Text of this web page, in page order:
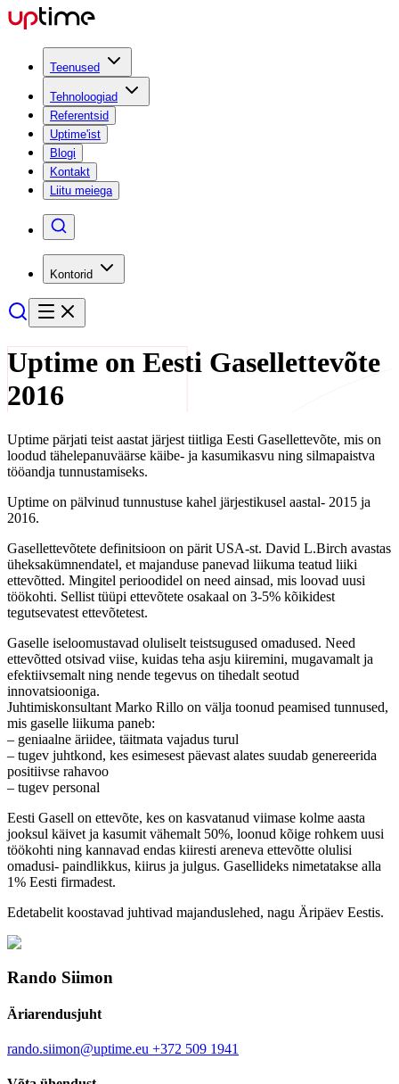
Teenused
Tehnoloogiad
Referentsid
Uptime'ist
Blogi
Kontakt
Liitu meiega
Kontorid
Uptime on Eesti Gasellettevõte
2016
Uptime pärjati teist aastat järjest tiitliga Eesti Gasellettevõte, mis on
loodud tähelepanuväärse käibe- ja kasumikasvu ning silmapaistva
tööandja tunnustamiseks.
Uptime on pälvinud tunnustuse kahel järjestikusel aastal- 2015 ja
2016.
Gasellettevõtete definitsioon on pärit USA-st. David L.Birch avastas
üheksakümnendatel, et majanduse panevad liikuma teatud liiki
ettevõtted. Mingitel perioodidel on need ainsad, mis loovad uusi
töökohti. Sellist tüüpi ettevõtete osakaal on 3-5% kõikidest
tegutsevatest ettevõtetest.
Gaselle iseloomustavad oluliselt teistsugused omadused. Need
ettevõtted otsivad viise, kuidas teha asju kiiremini, mugavamalt ja
efektiivsemalt ning nende tegevus on tihedalt seotud
innovatsiooniga.
Juhtimiskonsultant Marko Rillo on välja toonud peamised tunnused,
mis gaselle liikuma paneb:
– geniaalne äriidee, täitmata vajadus turul
– tugev juhtkond, kes esimesest päevast alates suudab genereerida
positiivse rahavoo
– tugev personal
Eesti Gasell on ettevõte, kes on kasvatanud viimase kolme aasta
jooksul käivet ja kasumit vähemalt 50%, loonud kõige rohkem uusi
töökohti ning kannavad endas kiiresti areneva ettevõtte olulisi
omadusi- paindlikkus, kiirus ja julgus. Gasellideks nimetatakse alla
1% Eesti firmadest.
Edetabelit koostavad juhtivad majanduslehed, nagu Äripäev Eestis.
Rando Siimon
Äriarendusjuht
rando.siimon@uptime.eu +372 509 1941